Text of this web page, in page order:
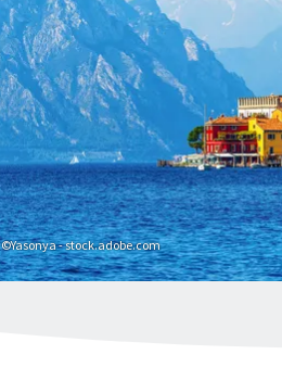
©Yasonya - stock.adobe.com